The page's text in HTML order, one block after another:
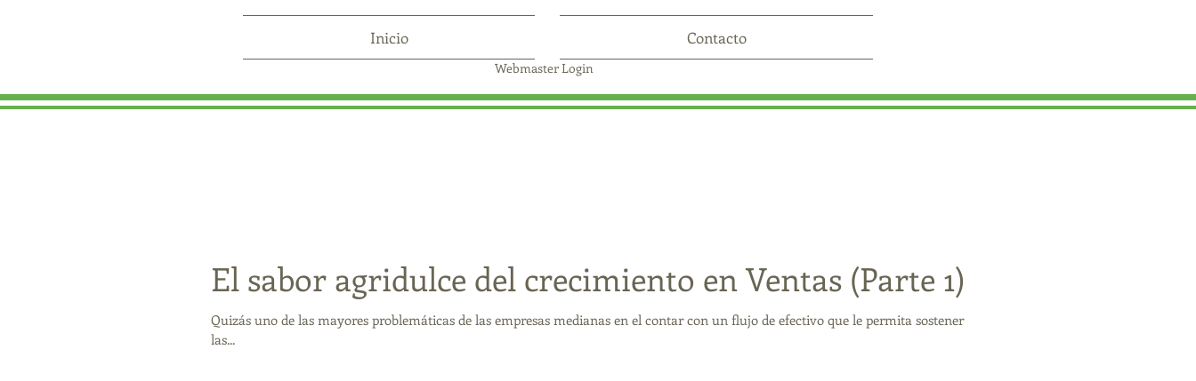
Inicio Contacto
Webmaster Login
El sabor agridulce del crecimiento en Ventas (Parte 1)
Quizás uno de las mayores problemáticas de las empresas medianas en el contar con un flujo de efectivo que le permita sostener
las...